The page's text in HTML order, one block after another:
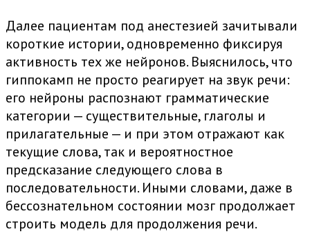
Далее пациентам под анестезией зачитывали
короткие истории, одновременно фиксируя
активность тех же нейронов. Выяснилось, что
гиппокамп не просто реагирует на звук речи:
его нейроны распознают грамматические
категории — существительные, глаголы и
прилагательные — и при этом отражают как
текущие слова, так и вероятностное
предсказание следующего слова в
последовательности. Иными словами, даже в
бессознательном состоянии мозг продолжает
строить модель для продолжения речи.